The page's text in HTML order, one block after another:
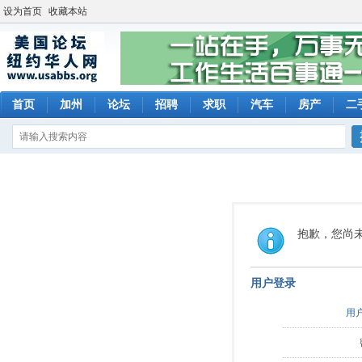
设为首页 收藏本站
首页 加州 论坛 招聘 求职 汽车 房产 二
抱歉，您尚
用户登录
用